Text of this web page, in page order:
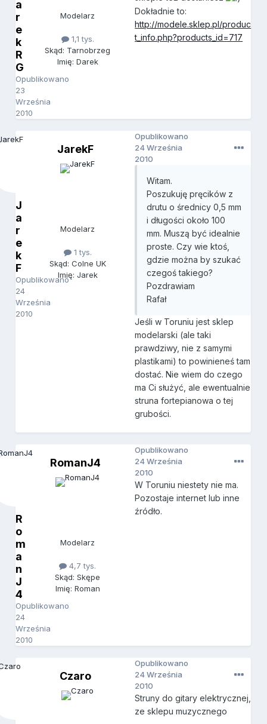
a
r
e
k
R
G
Opublikowano
23
Września
2010
Modelarz
1,1 tys.
Skąd: Tarnobrzeg
Imię: Darek
Dokładnie to:
http://modele.sklep.pl/produc
t_info.php?products_id=717
J
a
r
e
k
F
Opublikowano
24
Września
2010
JarekF
Modelarz
1 tys.
Skąd: Colne UK
Imię: Jarek
Opublikowano
24 Września
2010
Witam.
Poszukuję pręcików z
drutu o średnicy 0,5 mm
i długości około 100
mm. Muszą być idealnie
proste. Czy wie ktoś,
gdzie można by szukać
czegoś takiego?
Pozdrawiam
Rafał
Jeśli w Toruniu jest sklep
modelarski (ale taki
prawdziwy, nie z samymi
plastikami) to powinieneś tam
dostać. Nie wiem do czego
ma Ci służyć, ale ewentualnie
struna fortepianowa o tej
grubości.
R
o
m
a
n
J
4
Opublikowano
24
Września
2010
RomanJ4
Modelarz
4,7 tys.
Skąd: Skępe
Imię: Roman
Opublikowano
24 Września
2010
W Toruniu niestety nie ma.
Pozostaje internet lub inne
źródło.
Czaro
Opublikowano
24 Września
2010
Struny do gitary elektrycznej,
ze sklepu muzycznego